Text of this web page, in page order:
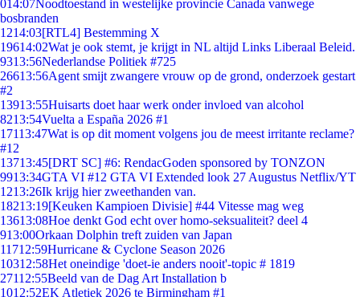
014:07Noodtoestand in westelijke provincie Canada vanwege
bosbranden
1214:03[RTL4] Bestemming X
19614:02Wat je ook stemt, je krijgt in NL altijd Links Liberaal Beleid.
9313:56Nederlandse Politiek #725
26613:56Agent smijt zwangere vrouw op de grond, onderzoek gestart
#2
13913:55Huisarts doet haar werk onder invloed van alcohol
8213:54Vuelta a España 2026 #1
17113:47Wat is op dit moment volgens jou de meest irritante reclame?
#12
13713:45[DRT SC] #6: RendacGoden sponsored by TONZON
9913:34GTA VI #12 GTA VI Extended look 27 Augustus Netflix/YT
1213:26Ik krijg hier zweethanden van.
18213:19[Keuken Kampioen Divisie] #44 Vitesse mag weg
13613:08Hoe denkt God echt over homo-seksualiteit? deel 4
913:00Orkaan Dolphin treft zuiden van Japan
11712:59Hurricane & Cyclone Season 2026
10312:58Het oneindige 'doet-ie anders nooit'-topic # 1819
27112:55Beeld van de Dag Art Installation b
1012:52EK Atletiek 2026 te Birmingham #1